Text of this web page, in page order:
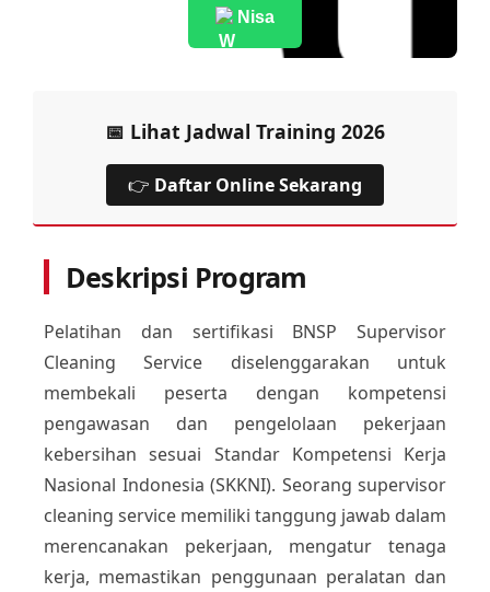
Nisa
📅 Lihat Jadwal Training 2026
👉 Daftar Online Sekarang
Deskripsi Program
Pelatihan dan sertifikasi BNSP Supervisor
Cleaning Service diselenggarakan untuk
membekali peserta dengan kompetensi
pengawasan dan pengelolaan pekerjaan
kebersihan sesuai Standar Kompetensi Kerja
Nasional Indonesia (SKKNI). Seorang supervisor
cleaning service memiliki tanggung jawab dalam
merencanakan pekerjaan, mengatur tenaga
kerja, memastikan penggunaan peralatan dan